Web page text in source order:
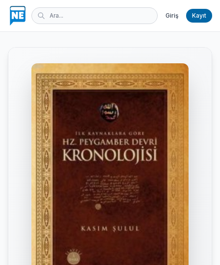
Giriş Kayıt